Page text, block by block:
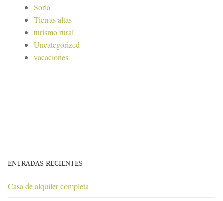
Soria
Tierras altas
turismo rural
Uncategorized
vacaciones
ENTRADAS RECIENTES
Casa de alquiler completa